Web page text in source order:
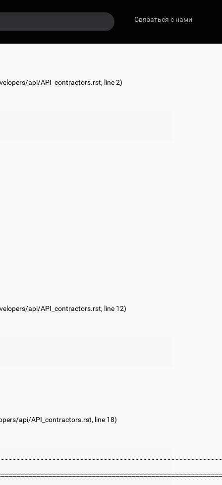
Связаться с нами
api/API_contractors.rst, line 2)
api/API_contractors.rst, line 12)
api/API_contractors.rst, line 18)